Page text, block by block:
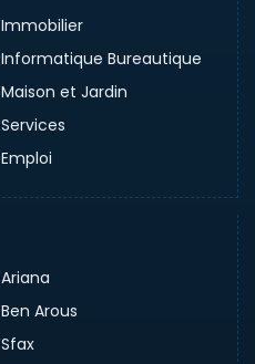
Immobilier
Informatique Bureautique
Maison et Jardin
Services
Emploi
Ariana
Ben Arous
Sfax